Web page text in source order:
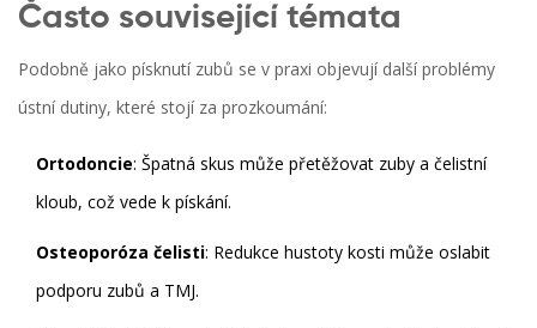
Často související témata
Podobně jako písknutí zubů se v praxi objevují další problémy
ústní dutiny, které stojí za prozkoumání:
Ortodoncie: Špatná skus může přetěžovat zuby a čelistní
kloub, což vede k pískání.
Osteoporóza čelisti: Redukce hustoty kosti může oslabit
podporu zubů a TMJ.